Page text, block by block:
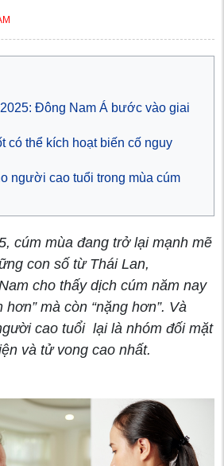
Đông Nam Á bước vào giai
có thể kích hoạt biến cố nguy
người cao tuổi trong mùa cúm
cúm mùa đang trở lại mạnh mẽ
con số từ Thái Lan,
cho thấy dịch cúm năm nay
mà còn “nặng hơn”. Và
cao tuổi lại là nhóm đối mặt
và tử vong cao nhất.